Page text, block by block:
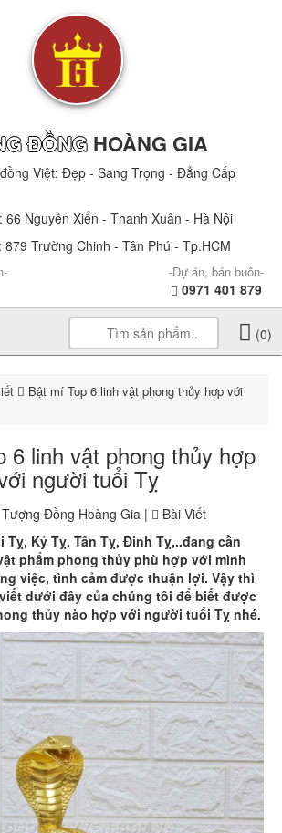
ĐỒNG HOÀNG GIA
Việt: Đẹp - Sang Trọng - Đẳng Cấp
66 Nguyễn Xiển - Thanh Xuân - Hà Nội
879 Trường Chinh - Tân Phú - Tp.HCM
-Dự án, bán buôn-
0971 401 879
(0)
Bật mí Top 6 linh vật phong thủy hợp với
6 linh vật phong thủy hợp
người tuổi Tỵ
Tượng Đồng Hoàng Gia |
Bài Viết
Kỷ Tỵ, Tân Tỵ, Đinh Tỵ,..đang cần
phẩm phong thủy phù hợp với mình
việc, tình cảm được thuận lợi. Vậy thì
dưới đây của chúng tôi để biết được
thủy nào hợp với người tuổi Tỵ nhé.